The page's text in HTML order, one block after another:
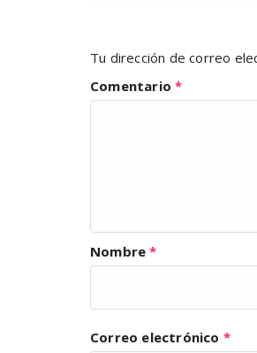
Tu dirección de correo
Comentario*
Nombre*
Correo electrónico *